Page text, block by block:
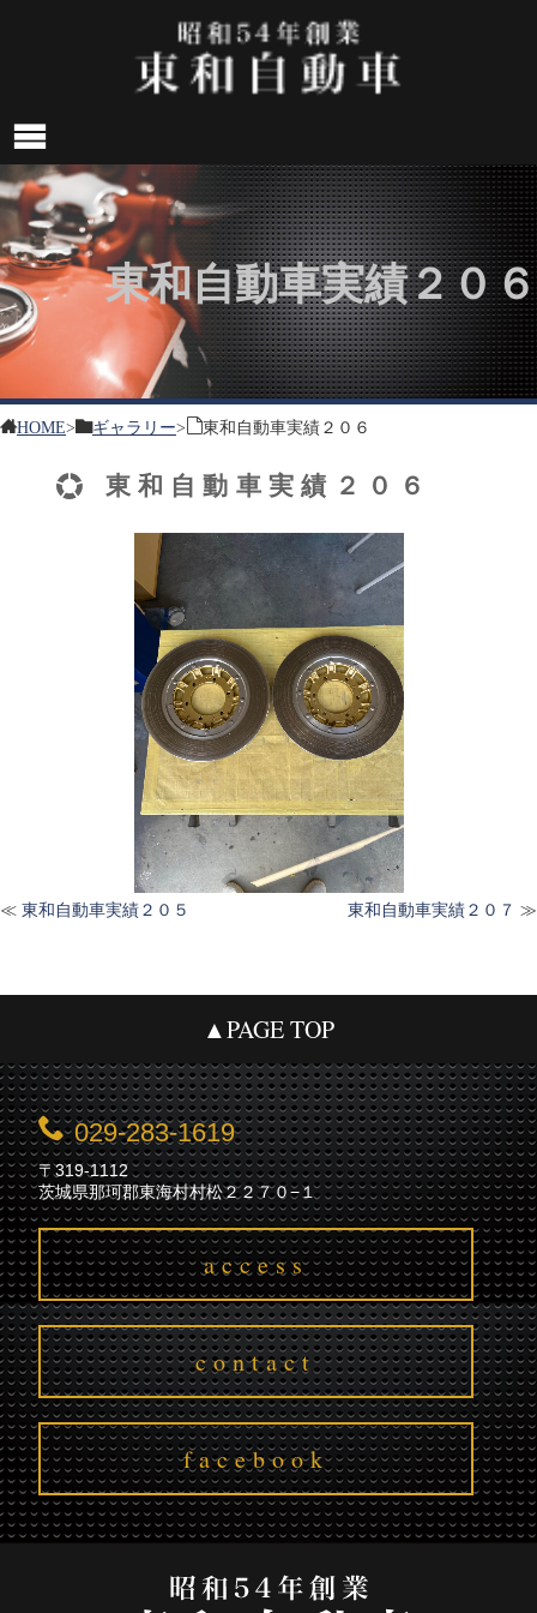
東和自動車実績２０６
HOME> ギャラリー> 東和自動車実績２０６
東和自動車実績２０６
≪ 東和自動車実績２０５ 東和自動車実績２０７ ≫
▲PAGE TOP
029-283-1619
〒319-1112
茨城県那珂郡東海村村松２２７０−１
access
contact
facebook